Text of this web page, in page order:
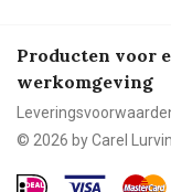
Producten voor
werkomgeving
© 2026 by Carel